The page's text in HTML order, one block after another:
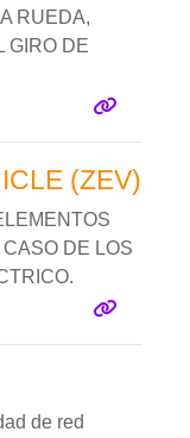
RUEDA,
GIRO DE
(ZEV)
DE LOS
de red